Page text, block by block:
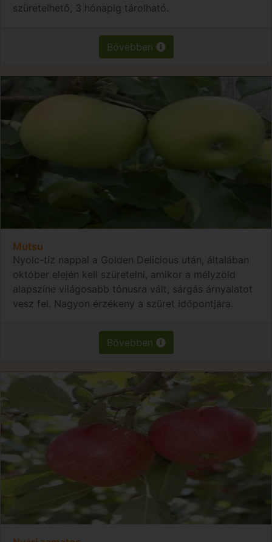
szüretelhető, 3 hónapig tárolható.
Bővebben
Mutsu
Nyolc-tíz nappal a Golden Delicious után, általában
október elején kell szüretelni, amikor a mélyzöld
alapszíne világosabb tónusra vált, sárgás árnyalatot
vesz fel. Nagyon érzékeny a szüret időpontjára.
Bővebben